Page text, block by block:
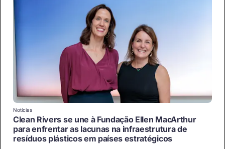
Notícias
Clean Rivers se une à Fundação Ellen MacArthur
para enfrentar as lacunas na infraestrutura de
resíduos plásticos em países estratégicos